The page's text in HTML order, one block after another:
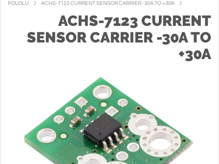
POLOLU ACHS-7123 CURRENT SENSOR CARRIER -30A TO +30A
ACHS-7123 CURRENT
SENSOR CARRIER -30A TO
+30A